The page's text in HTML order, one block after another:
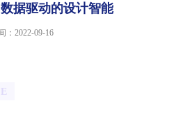
数据驱动的设计智能
：2022-09-16